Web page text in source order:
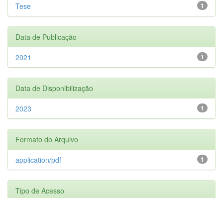
1
Tese
Data de Publicação
1
2021
Data de Disponibilização
1
2023
Formato do Arquivo
1
application/pdf
Tipo de Acesso